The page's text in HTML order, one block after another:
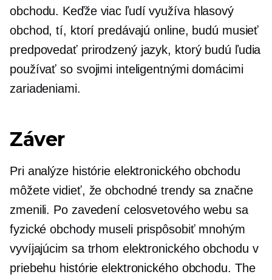
obchodu. Keďže viac ľudí využíva hlasový
obchod, tí, ktorí predávajú online, budú musieť
predpovedať prirodzený jazyk, ktorý budú ľudia
používať so svojimi inteligentnými domácimi
zariadeniami.
Záver
Pri analýze histórie elektronického obchodu
môžete vidieť, že obchodné trendy sa značne
zmenili. Po zavedení celosvetového webu sa
fyzické obchody museli prispôsobiť mnohým
vyvíjajúcim sa trhom elektronického obchodu v
priebehu histórie elektronického obchodu. The